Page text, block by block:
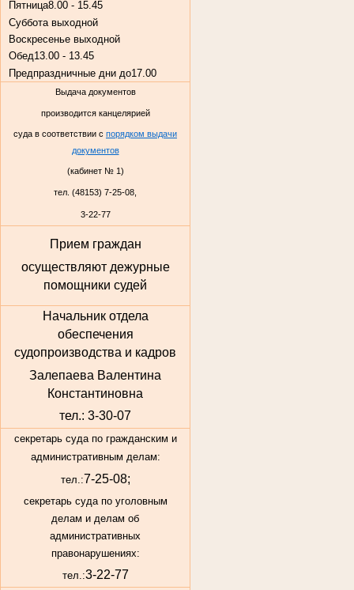
Пятница8.00 - 15.45
Суббота выходной
Воскресенье выходной
Обед13.00 - 13.45
Предпраздничные дни до17.00
Выдача документов
производится канцелярией
суда в соответствии с порядком выдачи
документов
(кабинет № 1)
тел. (48153) 7-25-08,
3-22-77
Прием граждан
осуществляют дежурные
помощники судей
Начальник отдела
обеспечения
судопроизводства и кадров
Залепаева Валентина
Константиновна
тел.: 3-30-07
секретарь суда по гражданским и
административным делам:
тел.:7-25-08;
секретарь суда по уголовным
делам и делам об
административных
правонарушениях:
тел.:3-22-77